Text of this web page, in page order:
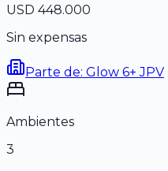
USD 448.000
Sin expensas
Parte de: Glow 6+ JPV
Ambientes
3